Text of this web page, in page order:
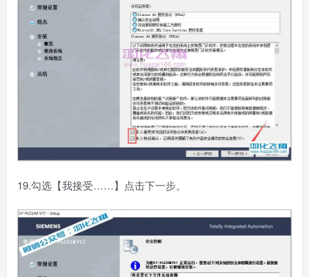
19.勾选【我接受……】点击下一步。